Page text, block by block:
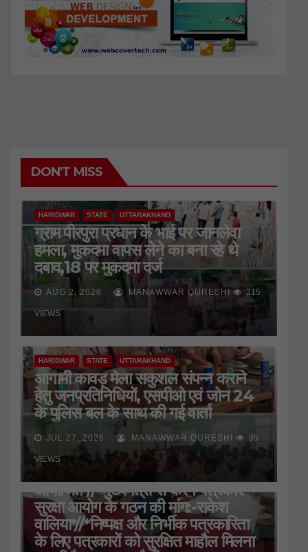
DON'T MISS
HARIDWAR STATE UTTARAKHAND
ग्राम पीरपुरा प्रधान के भाई पर जानलेवा
हमला, मुकदमा वापस लेने का बना रहे थे
दबाव,18 पर मुकदमा दर्ज
AUG 2, 2026 MANAWWAR QURESHI 215
VIEWS
HARIDWAR STATE UTTARAKHAND
आगामी कावड़ मेला सकुशल संपन्न कराने
हेतु जनप्रतिनिधियों, एसपीओ एवं जोन 24
के पुलिस बल के साथ की गई वार्ता
JUL 27, 2026 MANAWWAR QURESHI 95
VIEWS
HARIDWAR STATE UTTARAKHAND
जिला प्रेस क्लब की बैठक
आयोजित*//*मुख्यमंत्री से करेंगे पत्रकार
सुरक्षा आयोग के गठन की मांग:-राकेश
वालिया*//*निष्पक्ष और निर्भीक पत्रकारिता
के लिए पत्रकारों को सुरक्षित माहौल मिलना